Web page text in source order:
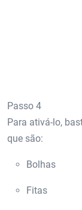
Passo 4
Para ativá-lo,
que são:
Bolhas
Fitas